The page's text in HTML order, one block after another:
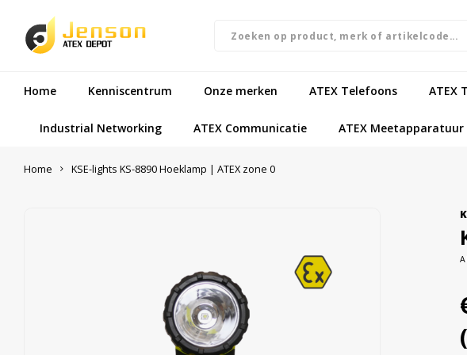
Home Kenniscentrum Onze merken ATEX Telefoons ATEX
Industrial Networking ATEX Communicatie ATEX Meetapparatuur
Home KSE-lights KS-8890 Hoeklamp | ATEX zone 0